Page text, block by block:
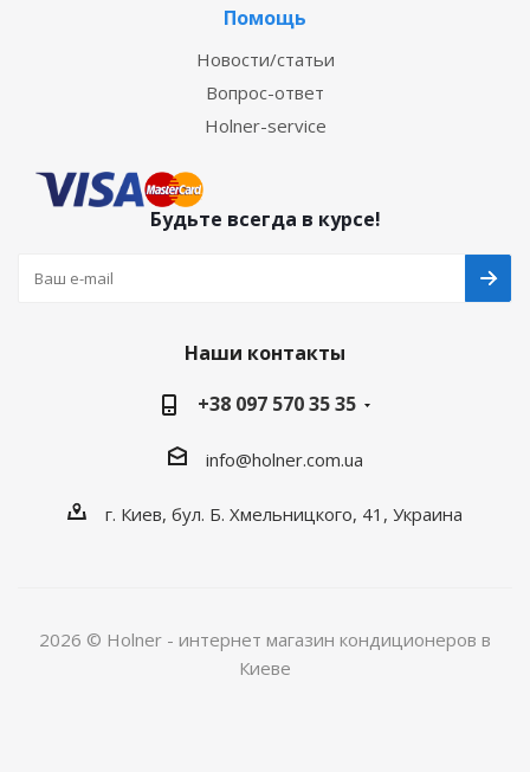
Помощь
Новости/статьи
Вопрос-ответ
Holner-service
Будьте всегда в курсе!
Наши контакты
+38 097 570 35 35
info@holner.com.ua
г. Киев, бул. Б. Хмельницкого, 41, Украина
2026 © Holner - интернет магазин кондиционеров в
Киеве